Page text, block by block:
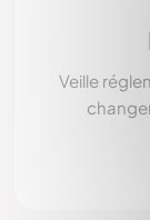
Veille